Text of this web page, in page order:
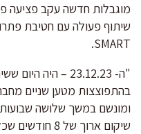
מוגבלות חדשה עקב פציעה
SMART.
"ה- 23.12.23 –
בהתפוצצות מטען שניים
ומונשם במשך שלושה
שיקום ארוך של 8 חודשים שכלל ניתוחים רבים.